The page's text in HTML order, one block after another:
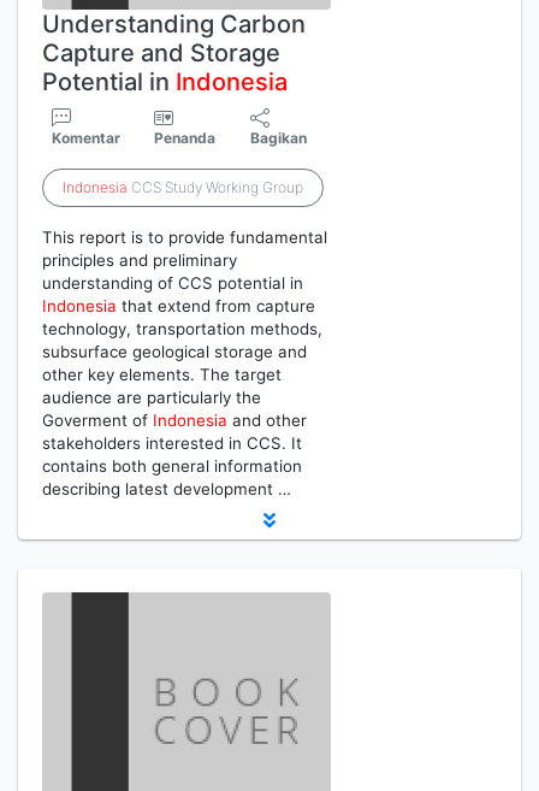
Understanding Carbon
Capture and Storage
Potential in Indonesia
Komentar Penanda Bagikan
Indonesia CCS Study Working Group
This report is to provide fundamental
principles and preliminary
understanding of CCS potential in
Indonesia that extend from capture
technology, transportation methods,
subsurface geological storage and
other key elements. The target
audience are particularly the
Goverment of Indonesia and other
stakeholders interested in CCS. It
contains both general information
describing latest development …